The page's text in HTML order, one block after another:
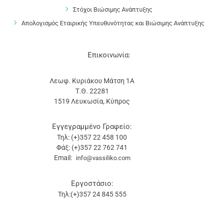
Στόχοι Βιώσιμης Ανάπτυξης
Απολογισμός Εταιρικής Υπευθυνότητας και Βιώσιμης Ανάπτυξης
Επικοινωνία:
Λεωφ. Κυριάκου Μάτση 1Α
Τ.Θ. 22281
1519 Λευκωσία, Κύπρος
Εγγεγραμμένο Γραφείο:
Τηλ: (+)357 22 458 100
Φάξ: (+)357 22 762 741
Email: info@vassiliko.com
Εργοστάσιο:
Τηλ:(+)357 24 845 555